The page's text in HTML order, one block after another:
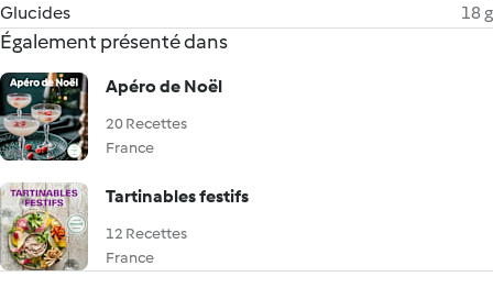
Glucides
18 g
Également présenté dans
Apéro de Noël
20 Recettes
France
Tartinables festifs
12 Recettes
France